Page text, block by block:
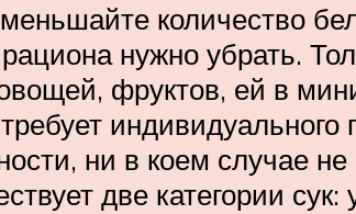
количество
нужно убрать.
фруктов, ей в
ни в коем случае
две категории